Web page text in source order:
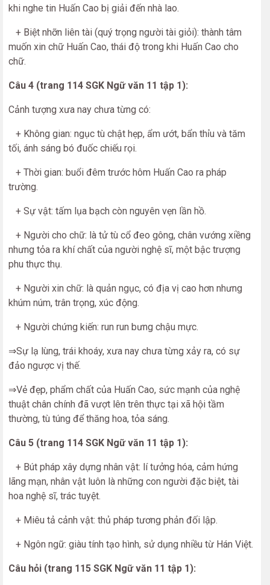
khi nghe tin Huấn Cao bị giải đến nhà lao.
+ Biệt nhỡn liên tài (quý trọng người tài giỏi): thành tâm
muốn xin chữ Huấn Cao, thái độ trong khi Huấn Cao cho
chữ.
Câu 4 (trang 114 SGK Ngữ văn 11 tập 1):
Cảnh tượng xưa nay chưa từng có:
+ Không gian: ngục tù chật hẹp, ẩm ướt, bẩn thỉu và tăm
tối, ánh sáng bó đuốc chiếu rọi.
+ Thời gian: buổi đêm trước hôm Huấn Cao ra pháp
trường.
+ Sự vật: tấm lụa bạch còn nguyên vẹn lần hồ.
+ Người cho chữ: là tử tù cổ đeo gông, chân vướng xiềng
nhưng tỏa ra khí chất của người nghệ sĩ, một bậc trượng
phu thực thụ.
+ Người xin chữ: là quản ngục, có địa vị cao hơn nhưng
khúm núm, trân trọng, xúc động.
+ Người chứng kiến: run run bưng chậu mực.
⇒Sự lạ lùng, trái khoáy, xưa nay chưa từng xảy ra, có sự
đảo ngược vị thế.
⇒Vẻ đẹp, phẩm chất của Huấn Cao, sức mạnh của nghệ
thuật chân chính đã vượt lên trên thực tại xã hội tầm
thường, tù túng để thăng hoa, tỏa sáng.
Câu 5 (trang 114 SGK Ngữ văn 11 tập 1):
+ Bút pháp xây dựng nhân vật: lí tưởng hóa, cảm hứng
lãng mạn, nhân vật luôn là những con người đặc biệt, tài
hoa nghệ sĩ, trác tuyệt.
+ Miêu tả cảnh vật: thủ pháp tương phản đối lập.
+ Ngôn ngữ: giàu tính tạo hình, sử dụng nhiều từ Hán Việt.
Câu hỏi (trang 115 SGK Ngữ văn 11 tập 1):